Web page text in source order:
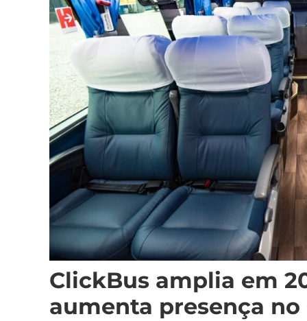
ClickBus amplia em
aumenta presença no